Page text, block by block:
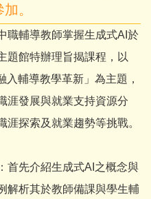
。
職輔導教師掌握生成式AI於
題館特辦理旨揭課程，以
入輔導教學革新」為主題，
涯發展與就業支持資源分
探索及就業趨勢等挑戰。
首先介紹生成式AI之概念與
解析其於教師備課與學生輔